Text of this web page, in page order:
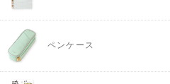
ペンケース